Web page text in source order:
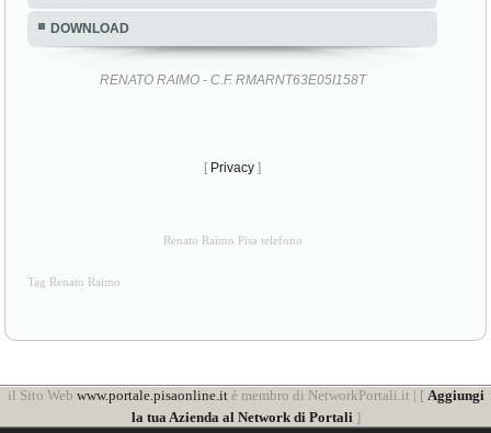
DOWNLOAD
RENATO RAIMO - C.F. RMARNT63E05I158T
[ Privacy ]
Renato Raimo Pisa telefono
Tag Renato Raimo
il Sito Web www.portale.pisaonline.itè membro di NetworkPortali.it | [ Aggiungi
la tua Azienda al Network di Portali ]